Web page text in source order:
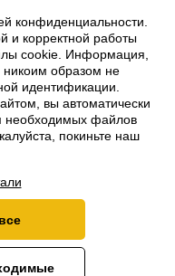
конфиденциальности.
и корректной работы
cookie. Информация,
образом не
идентификации.
вы автоматически
необходимых файлов
покиньте наш